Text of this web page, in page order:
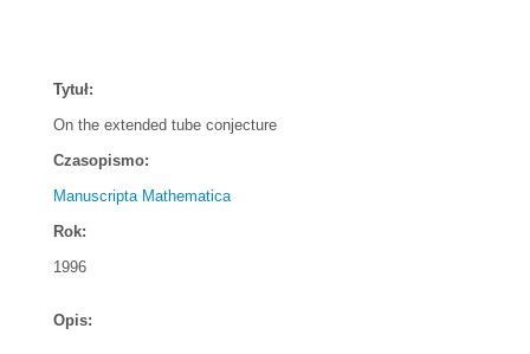
Tytuł:
On the extended tube conjecture
Czasopismo:
Manuscripta Mathematica
Rok:
1996
Opis: